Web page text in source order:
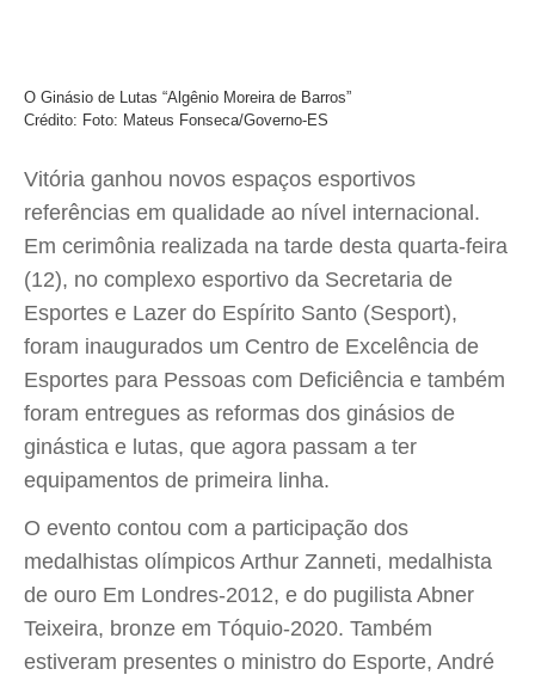
O Ginásio de Lutas “Algênio Moreira de Barros”
Crédito: Foto: Mateus Fonseca/Governo-ES
Vitória ganhou novos espaços esportivos
referências em qualidade ao nível internacional.
Em cerimônia realizada na tarde desta quarta-feira
(12), no complexo esportivo da Secretaria de
Esportes e Lazer do Espírito Santo (Sesport),
foram inaugurados um Centro de Excelência de
Esportes para Pessoas com Deficiência e também
foram entregues as reformas dos ginásios de
ginástica e lutas, que agora passam a ter
equipamentos de primeira linha.
O evento contou com a participação dos
medalhistas olímpicos Arthur Zanneti, medalhista
de ouro Em Londres-2012, e do pugilista Abner
Teixeira, bronze em Tóquio-2020. Também
estiveram presentes o ministro do Esporte, André